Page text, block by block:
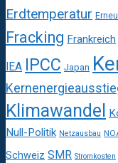
Erdtemperatur
Fracking Frankreich
IEA IPCC Japan
Klimawandel
Null-Politik Netzausbau
Schweiz SMR Stromkosten